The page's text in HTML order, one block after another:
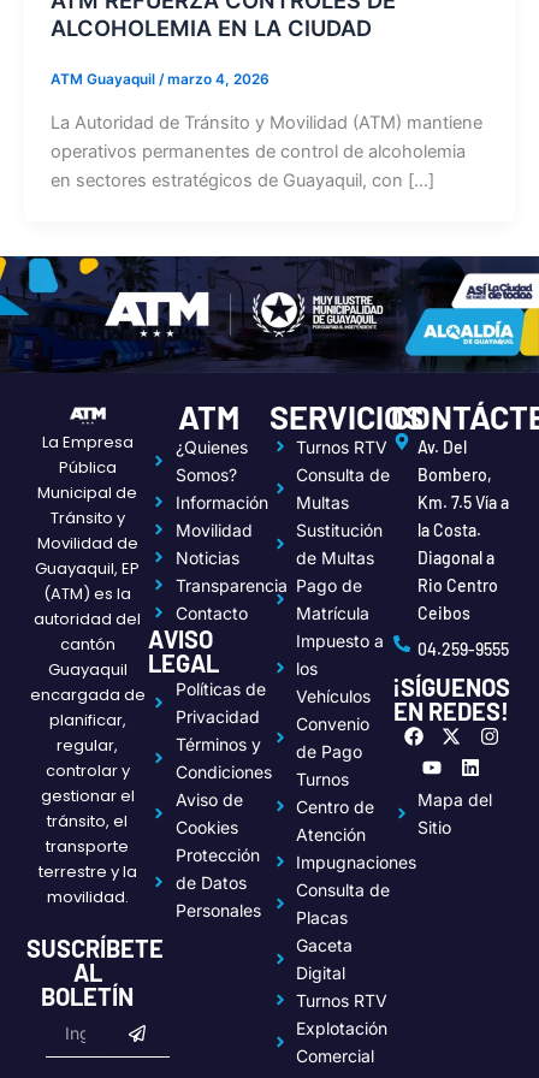
ALCOHOLEMIA EN LA CIUDAD
ATM Guayaquil /marzo 4, 2026
La Autoridad de Tránsito y Movilidad (ATM) mantiene
operativos permanentes de control de alcoholemia
en sectores estratégicos de Guayaquil, con […]
La Empresa
Pública
Municipal de
Tránsito y
Movilidad de
Guayaquil, EP
(ATM) es la
autoridad del
cantón
Guayaquil
encargada de
planificar,
regular,
controlar y
gestionar el
tránsito, el
transporte
terrestre y la
movilidad.
SUSCRÍBETE
AL
BOLETÍN
ATM
¿Quienes
Somos?
Información
Movilidad
Noticias
Transparencia
Contacto
AVISO
LEGAL
Políticas de
Privacidad
Términos y
Condiciones
Aviso de
Cookies
Protección
de Datos
Personales
SERVICIOS
Turnos RTV
Consulta de
Multas
Sustitución
de Multas
Pago de
Matrícula
Impuesto a
los
Vehículos
Convenio
de Pago
Turnos
Centro de
Atención
Impugnaciones
Consulta de
Placas
Gaceta
Digital
Turnos RTV
Explotación
Comercial
Av. Del
Bombero,
Km. 7.5 Vía a
la Costa.
Diagonal a
Rio Centro
Ceibos
04.259-9555
¡SÍGUENOS
EN REDES!
F
a
c
e
b
o
k
X
-
i
t
I
n
t
a
Y
u
t
u
b
n
k
e
Mapa del
Sitio